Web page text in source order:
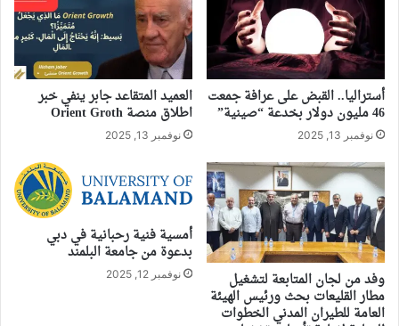
أستراليا.. القبض على عرافة جمعت
46 مليون دولار بخدعة “صينية”
نوفمبر 13, 2025
العميد المتقاعد جابر ينفي خبر
اطلاق منصة Orient Groth
نوفمبر 13, 2025
وفد من لجان المتابعة لتشغيل
مطار القليعات بحث ورئيس الهيئة
العامة للطيران المدني الخطوات
أمسية فنية رحبانية في دبي
بدعوة من جامعة البلمند
نوفمبر 12, 2025